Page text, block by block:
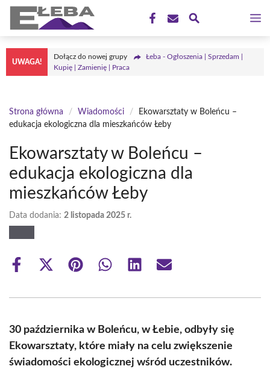
Przejdź
treści
UWAGA!
Dołącz do nowej grupy
Łeba - Ogłoszenia | Sprzedam |
Kupię | Zamienię | Praca
Strona główna / Wiadomości /
Ekowarsztaty w Boleńcu –
edukacja ekologiczna dla mieszkańców Łeby
Ekowarsztaty w Boleńcu –
edukacja ekologiczna dla
mieszkańców Łeby
Data dodania: 2 listopada 2025 r.
Share
Share
(Twitter)
Share Share Share Share
30 października w Boleńcu, w Łebie, odbyły się
Ekowarsztaty, które miały na celu zwiększenie
świadomości ekologicznej wśród uczestników.